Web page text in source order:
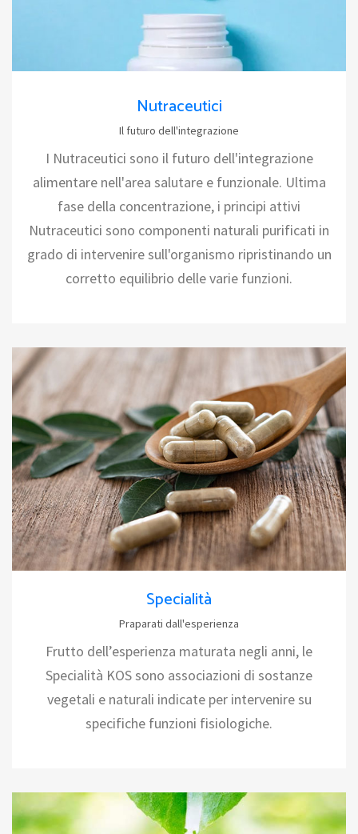
Nutraceutici
Il futuro dell'integrazione
I Nutraceutici sono il futuro dell'integrazione
alimentare nell'area salutare e funzionale. Ultima
fase della concentrazione, i principi attivi
Nutraceutici sono componenti naturali purificati in
grado di intervenire sull'organismo ripristinando un
corretto equilibrio delle varie funzioni.
Specialità
Praparati dall'esperienza
Frutto dell’esperienza maturata negli anni, le
Specialità KOS sono associazioni di sostanze
vegetali e naturali indicate per intervenire su
specifiche funzioni fisiologiche.